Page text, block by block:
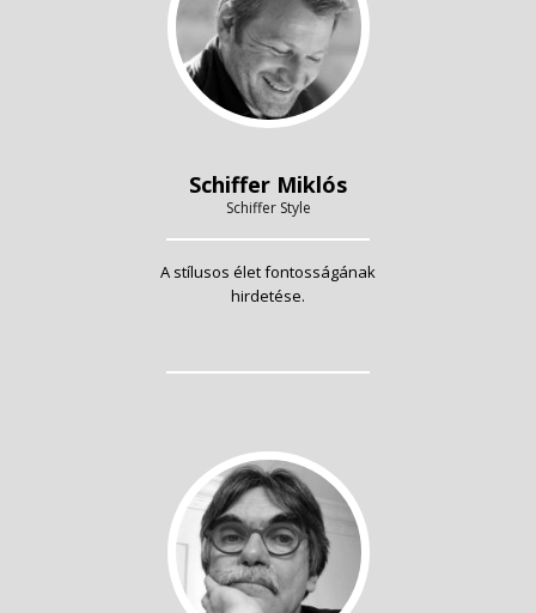
Schiffer Miklós
Schiffer Style
A stílusos élet fontosságának
hirdetése.